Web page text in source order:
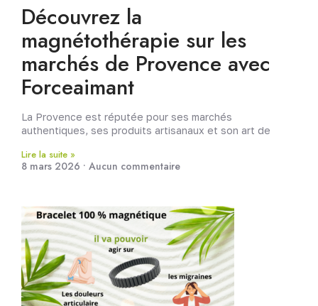
Découvrez la
magnétothérapie sur les
marchés de Provence avec
Forceaimant
La Provence est réputée pour ses marchés
authentiques, ses produits artisanaux et son art de
Lire la suite »
8 mars 2026 Aucun commentaire